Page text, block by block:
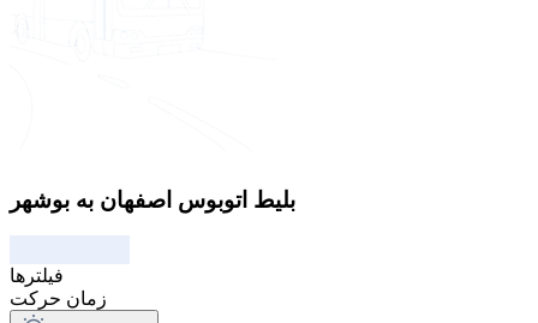
بلیط اتوبوس اصفهان به بوشهر
فیلترها
زمان حرکت